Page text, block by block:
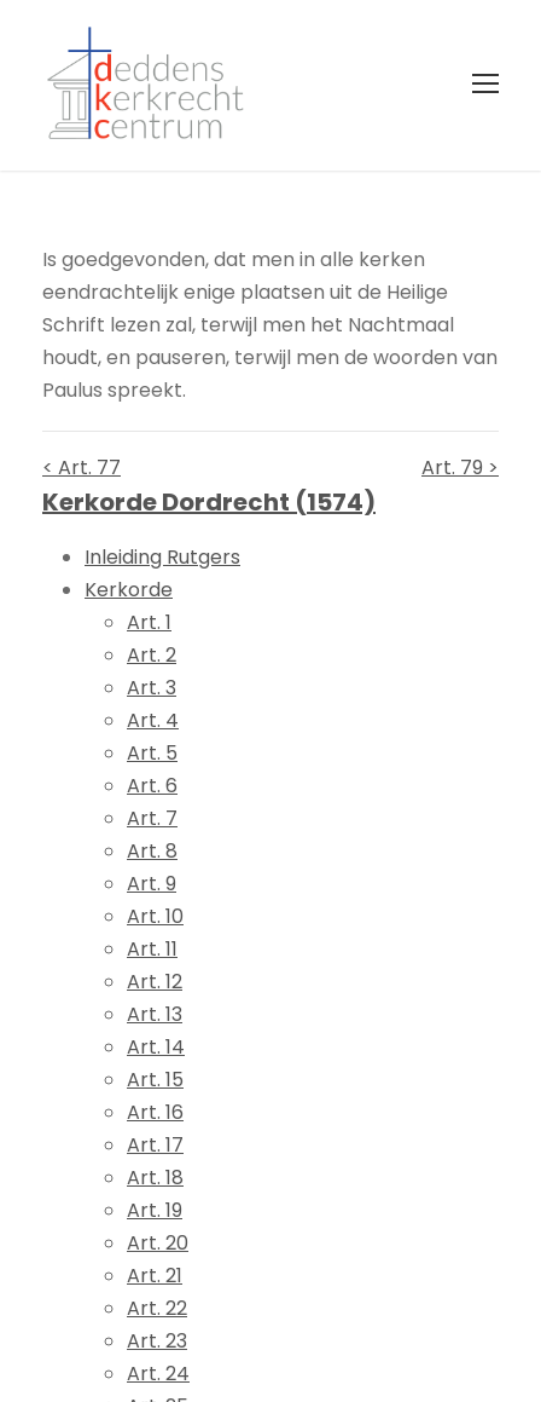
Is goedgevonden, dat men in alle kerken
eendrachtelijk enige plaatsen uit de Heilige
Schrift lezen zal, terwijl men het Nachtmaal
houdt, en pauseren, terwijl men de woorden van
Paulus spreekt.
< Art. 77 Art. 79 >
Kerkorde Dordrecht (1574)
Inleiding Rutgers
Kerkorde
Art. 1
Art. 2
Art. 3
Art. 4
Art. 5
Art. 6
Art. 7
Art. 8
Art. 9
Art. 10
Art. 11
Art. 12
Art. 13
Art. 14
Art. 15
Art. 16
Art. 17
Art. 18
Art. 19
Art. 20
Art. 21
Art. 22
Art. 23
Art. 24